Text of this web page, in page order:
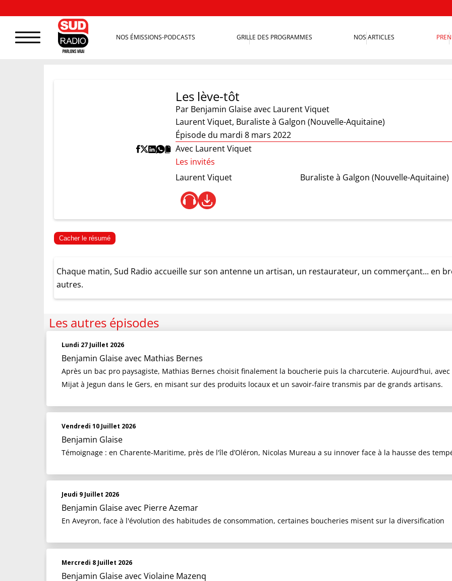
NOS ÉMISSIONS-PODCASTS GRILLE DES PROGRAMMES NOS ARTICLES
Les lève-tôt
Par Benjamin Glaiseavec Laurent Viquet
Laurent Viquet, Buraliste à Galgon (Nouvelle-Aquitaine)
Épisode du mardi 8 mars 2022
Avec Laurent Viquet
Les invités
Laurent Viquet
Buraliste à Galgon (Nouvelle-Aquitaine)
Cacher le résumé
Chaque matin, Sud Radio accueille sur son antenne un artisan, un restaurateur, un commerçant... en
autres.
Les autres épisodes
Lundi 27 Juillet 2026
Benjamin Glaiseavec Mathias Bernes
Après un bac pro paysagiste, Mathias Bernes choisit finalement la boucherie puis la charcuterie. Aujourd’hui,
Mijat à Jegun dans le Gers, en misant sur des produits locaux et un savoir-faire transmis par de grands artisans.
Vendredi 10 Juillet 2026
Benjamin Glaise
Témoignage : en Charente-Maritime, près de l'île d’Oléron, Nicolas Mureau a su innover face à la hausse des
Jeudi 9 Juillet 2026
Benjamin Glaiseavec Pierre Azemar
En Aveyron, face à l'évolution des habitudes de consommation, certaines boucheries misent sur la diversification
Mercredi 8 Juillet 2026
Benjamin Glaiseavec Violaine Mazenq